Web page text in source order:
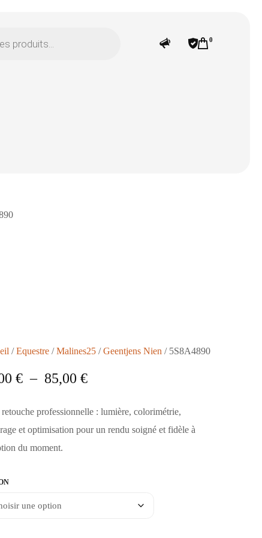
0
/Equestre/Malines25/Geentjens Nien / 5S8A4890
€ – 85,00 €
professionnelle : lumière, colorimétrie,
et optimisation pour un rendu soigné et fidèle à
du moment.